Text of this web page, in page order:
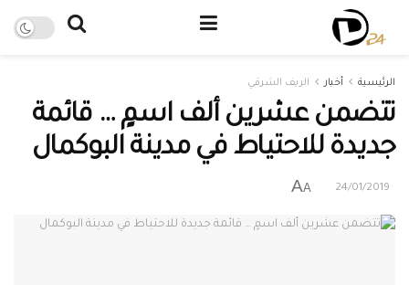
الرئيسية أخبار الريف الشرقي
تتضمن عشرين ألف اسمٍ … قائمة
جديدة للاحتياط في مدينة البوكمال
24/01/2019
A
A